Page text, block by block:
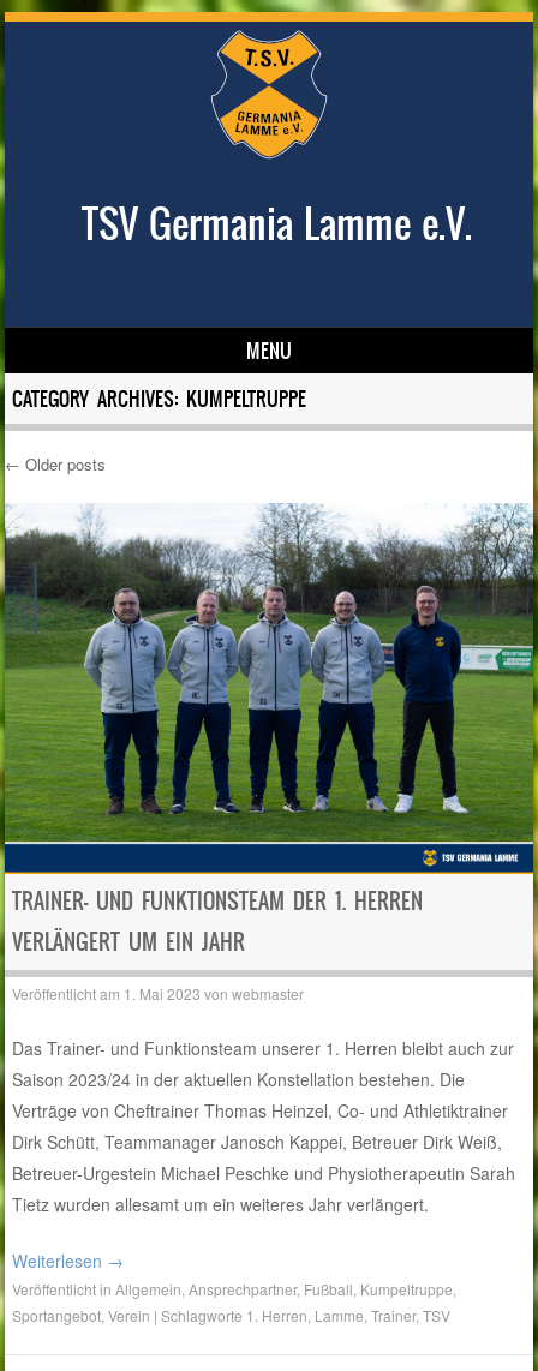
TSV Germania Lamme e.V.
MENU
Skip to content
CATEGORY ARCHIVES: KUMPELTRUPPE
Post navigation
← Older posts
TRAINER- UND FUNKTIONSTEAM DER 1. HERREN
VERLÄNGERT UM EIN JAHR
Veröffentlicht am 1. Mai 2023 vonwebmaster
Das Trainer- und Funktionsteam unserer 1. Herren bleibt auch zur
Saison 2023/24 in der aktuellen Konstellation bestehen. Die
Verträge von Cheftrainer Thomas Heinzel, Co- und Athletiktrainer
Dirk Schütt, Teammanager Janosch Kappei, Betreuer Dirk Weiß,
Betreuer-Urgestein Michael Peschke und Physiotherapeutin Sarah
Tietz wurden allesamt um ein weiteres Jahr verlängert.
Weiterlesen →
Veröffentlicht inAllgemein,Ansprechpartner, Fußball, Kumpeltruppe,
Sportangebot,Verein |Schlagworte 1. Herren, Lamme,Trainer,TSV